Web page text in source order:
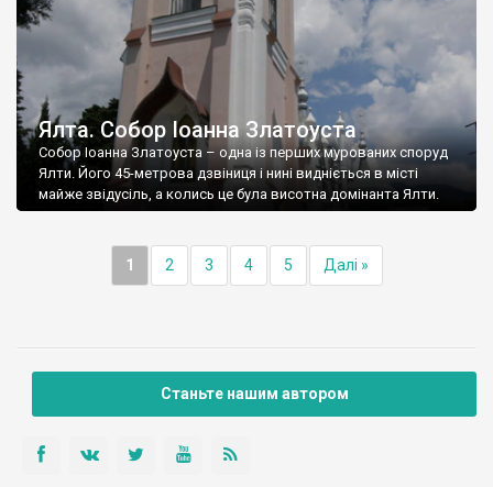
Ялта. Собор Іоанна Златоуста
Собор Іоанна Златоуста – одна із перших мурованих споруд
Ялти. Його 45-метрова дзвіниця і нині видніється в місті
майже звідусіль, а колись це була висотна домінанта Ялти.
1 2 3 4 5 Далі »
Станьте нашим автором